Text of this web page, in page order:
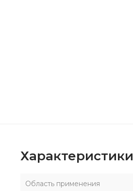
Характеристики
Область применения